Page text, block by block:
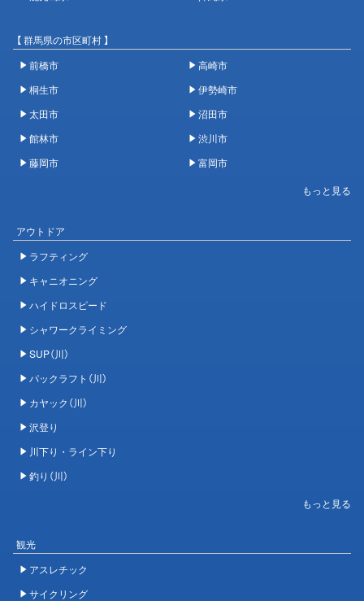
【 群馬県の市区町村 】
前橋市
高崎市
桐生市
伊勢崎市
太田市
沼田市
館林市
渋川市
藤岡市
富岡市
アウトドア
ラフティング
キャニオニング
ハイドロスピード
シャワークライミング
SUP（川）
パックラフト（川）
カヤック（川）
沢登り
川下り・ライン下り
釣り（川）
観光
アスレチック
サイクリング